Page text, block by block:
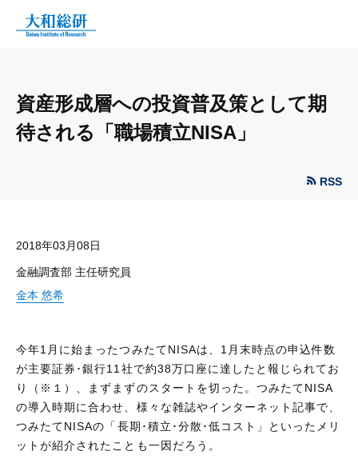
資産形成層への投資普及策として期
待される「職場積立NISA」
RSS
2018年03月08日
金融調査部 主任研究員
金本 悠希
今年1月に始まったつみたてNISAは、1月末時点の申込件数
が主要証券･銀行11社で約38万口座に達したと報じられてお
り（※１）、まずまずのスタートを切った。つみたてNISA
の導入時期に合わせ、様々な雑誌やインターネット記事で、
つみたてNISAの「長期･積立･分散･低コスト」といったメリ
ットが紹介されたことも一因だろう。